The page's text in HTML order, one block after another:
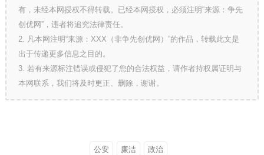
有，未经本网授权不得转载。已经本网授权，必须注明“来源：争先
创优网”，违者将追究法律责任。
2. 凡本网注明“来源：XXX（非争先创优网）”的作品，转载此文是
出于传递更多信息之目的。
3. 若有来源标注错误或侵犯了您的合法权益，请作者持权属证明与
本网联系，我们将及时更正、删除，谢谢。
公安 廉洁 政治